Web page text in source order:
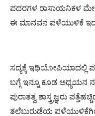
ಪದರಗಳ ರಾಸಾಯನಿಕಳ
ಈ ಮಾನವನ ಪಳೆಯುಳಿಕೆ
ಸದ್ಯಕ್ಕೆ ಇಥಿಯೋಪಿಯಾದಲ್ಲಿ
ಬಗ್ಗೆ ಇನ್ನೂ ಕೂಡ ಅಧ್ಯಯನ
ಪುರಾತತ್ವ ಶಾಸ್ತ್ರಜ್ಞರು
ತಲೆಬುರುಡೆಯ